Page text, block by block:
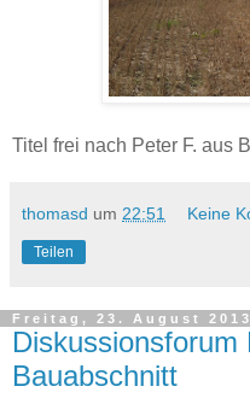
Titel frei nach Peter F. aus
thomasd um 22:51 Keine
Teilen
Freitag, 23. August 2013
Diskussionsforum
Bauabschnitt